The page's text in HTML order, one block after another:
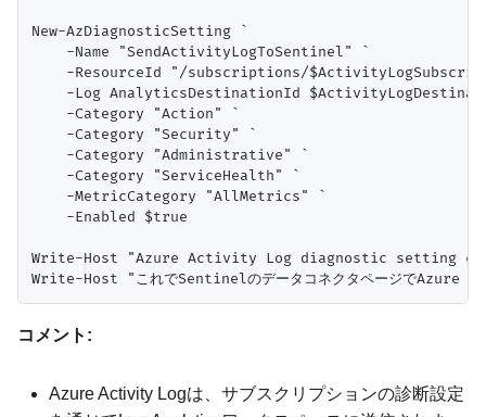
New-AzDiagnosticSetting `
    -Name "SendActivityLogToSentinel" `
-ResourceId "/subscriptions/
-Log AnalyticsDestinationId
    -Category "Action" `
    -Category "Security" `
    -Category "Administrative" `
    -Category "ServiceHealth" `
    -MetricCategory "AllMetrics" `
    -Enabled $true
Write-Host "Azure Activity Log diagnostic setting
コメント:
Azure Activity Logは、サブスクリプションの診断設定